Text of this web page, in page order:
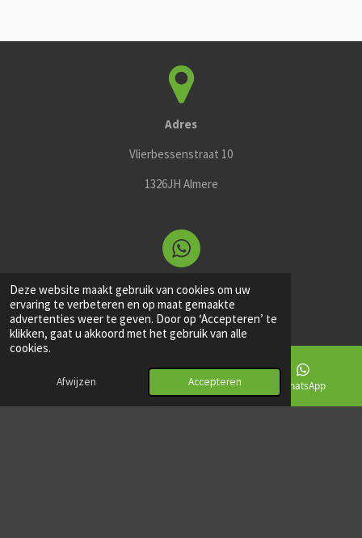
Deze website maakt gebruik van cookies om uw
ervaring te verbeteren en op maat gemaakte
advertenties weer te geven. Door op ‘Accepteren’ te
klikken, gaat u akkoord met het gebruik van alle
cookies.
Afwijzen Accepteren
Adres
Vlierbessenstraat 10
1326JH Almere
WhatsApp
+31853035969
E-mailadres Telefoonnummer WhatsApp